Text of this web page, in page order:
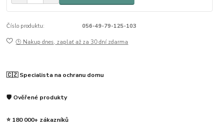
Číslo produktu: 056-49-79-125-103
🕒 Nakup dnes, zaplať až za 30 dní zdarma
🇨🇿 Specialista na ochranu domu
🛡️ Ověřené produkty
⭐ 180 000+ zákazníků